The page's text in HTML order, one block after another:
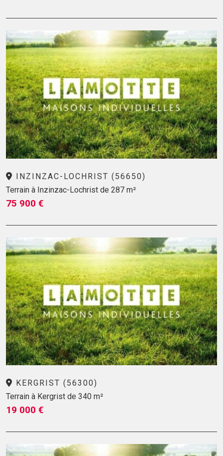
INZINZAC-LOCHRIST (56650)
Terrain à Inzinzac-Lochrist de 287 m²
75 900 €
KERGRIST (56300)
Terrain à Kergrist de 340 m²
19 000 €